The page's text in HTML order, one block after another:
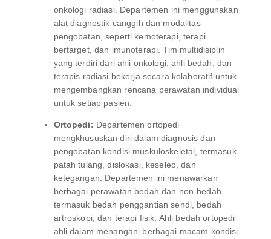
onkologi radiasi. Departemen ini menggunakan
alat diagnostik canggih dan modalitas
pengobatan, seperti kemoterapi, terapi
bertarget, dan imunoterapi. Tim multidisiplin
yang terdiri dari ahli onkologi, ahli bedah, dan
terapis radiasi bekerja secara kolaboratif untuk
mengembangkan rencana perawatan individual
untuk setiap pasien.
Ortopedi: Departemen ortopedi
mengkhususkan diri dalam diagnosis dan
pengobatan kondisi muskuloskeletal, termasuk
patah tulang, dislokasi, keseleo, dan
ketegangan. Departemen ini menawarkan
berbagai perawatan bedah dan non-bedah,
termasuk bedah penggantian sendi, bedah
artroskopi, dan terapi fisik. Ahli bedah ortopedi
ahli dalam menangani berbagai macam kondisi